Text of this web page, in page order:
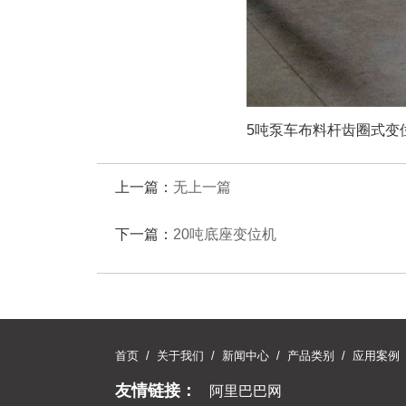
5吨泵车布料杆齿圈式变
上一篇： 无上一篇
下一篇： 20吨底座变位机
首页 / 关于我们 / 新闻中心 / 产品类别 / 应用案例
友情链接： 阿里巴巴网